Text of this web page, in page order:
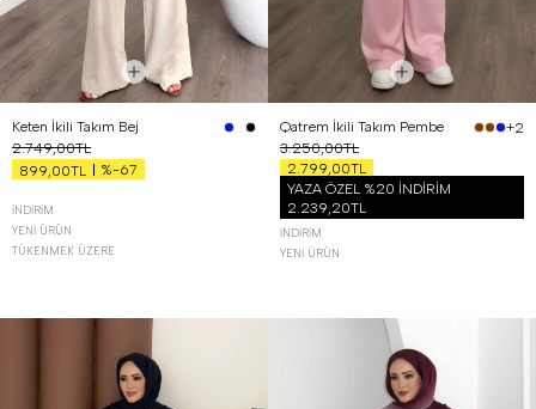
Keten İkili Takım Bej
2.749,00TL
899,00TL
%-67
İNDIRIM
YENI ÜRÜN
TÜKENMEK ÜZERE
Qatrem İkili Takım Pembe
+2
3.250,00TL
2.799,00TL
YAZA ÖZEL %20 İNDİRİM
2.239,20TL
İNDIRIM
YENI ÜRÜN